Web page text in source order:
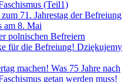
(Teil1)
71. Jahrestag der Befreiung
am 8. Mai
polnischen Befreiern
für die Befreiung! Dziękujemy
machen! Was 75 Jahre nach
getan werden muss!